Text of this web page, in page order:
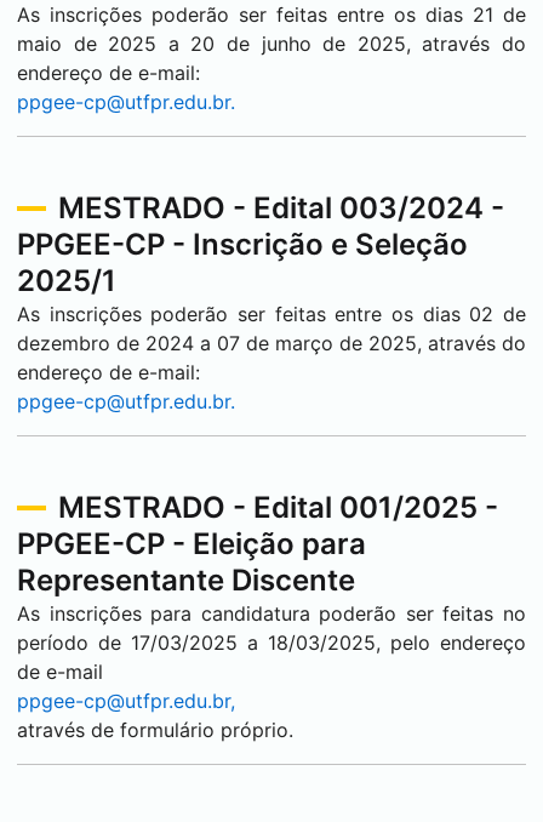
As inscrições poderão ser feitas entre os dias 21 de
maio de 2025 a 20 de junho de 2025, através do
endereço de e-mail:
ppgee-cp@utfpr.edu.br.
MESTRADO - Edital 003/2024 -
PPGEE-CP - Inscrição e Seleção
2025/1
As inscrições poderão ser feitas entre os dias 02 de
dezembro de 2024 a 07 de março de 2025, através do
endereço de e-mail:
ppgee-cp@utfpr.edu.br.
MESTRADO - Edital 001/2025 -
PPGEE-CP - Eleição para
Representante Discente
As inscrições para candidatura poderão ser feitas no
período de 17/03/2025 a 18/03/2025, pelo endereço
de e-mail
ppgee-cp@utfpr.edu.br,
através de formulário próprio.